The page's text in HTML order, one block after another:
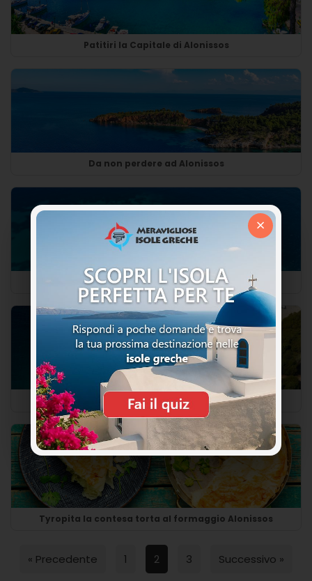
Patitiri la Capitale di Alonissos
Da non perdere ad Alonissos
Isole satelliti Alonissos
Le Spiagge di Alonissos
Tyropita la contesa torta al formaggio Alonissos
« Precedente 1 2 3 Successivo »
×